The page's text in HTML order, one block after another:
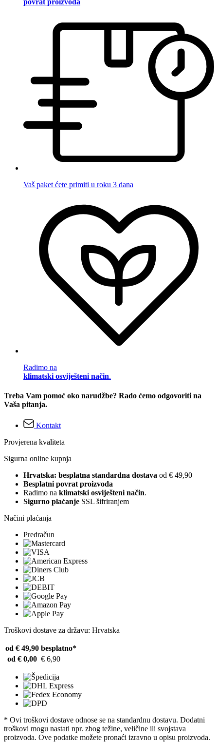
Vaš paket ćete primiti u roku 3 dana
Radimo na
klimatski osviješteni način.
Treba Vam pomoć oko narudžbe? Rado ćemo odgovoriti na
Vaša pitanja.
Kontakt
Provjerena kvaliteta
Sigurna online kupnja
Hrvatska: besplatna standardna dostava od € 49,90
Besplatni povrat proizvoda
Radimo na klimatski osviješteni način.
Sigurno plaćanje SSL šifriranjem
Načini plaćanja
Predračun
Troškovi dostave za državu: Hrvatska
od € 49,90 besplatno*
od € 0,00 € 6,90
* Ovi troškovi dostave odnose se na standardnu ​​dostavu. Dodatni
troškovi mogu nastati npr. zbog težine, veličine ili svojstava
proizvoda. Ove podatke možete pronaći izravno u opisu proizvoda.